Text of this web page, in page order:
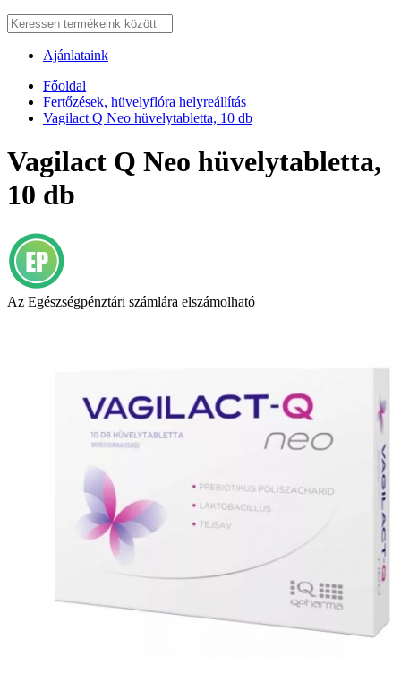
Ajánlataink
Főoldal
Fertőzések, hüvelyflóra helyreállítás
Vagilact Q Neo hüvelytabletta, 10 db
Vagilact Q Neo hüvelytabletta,
10 db
Az Egészségpénztári számlára elszámolható